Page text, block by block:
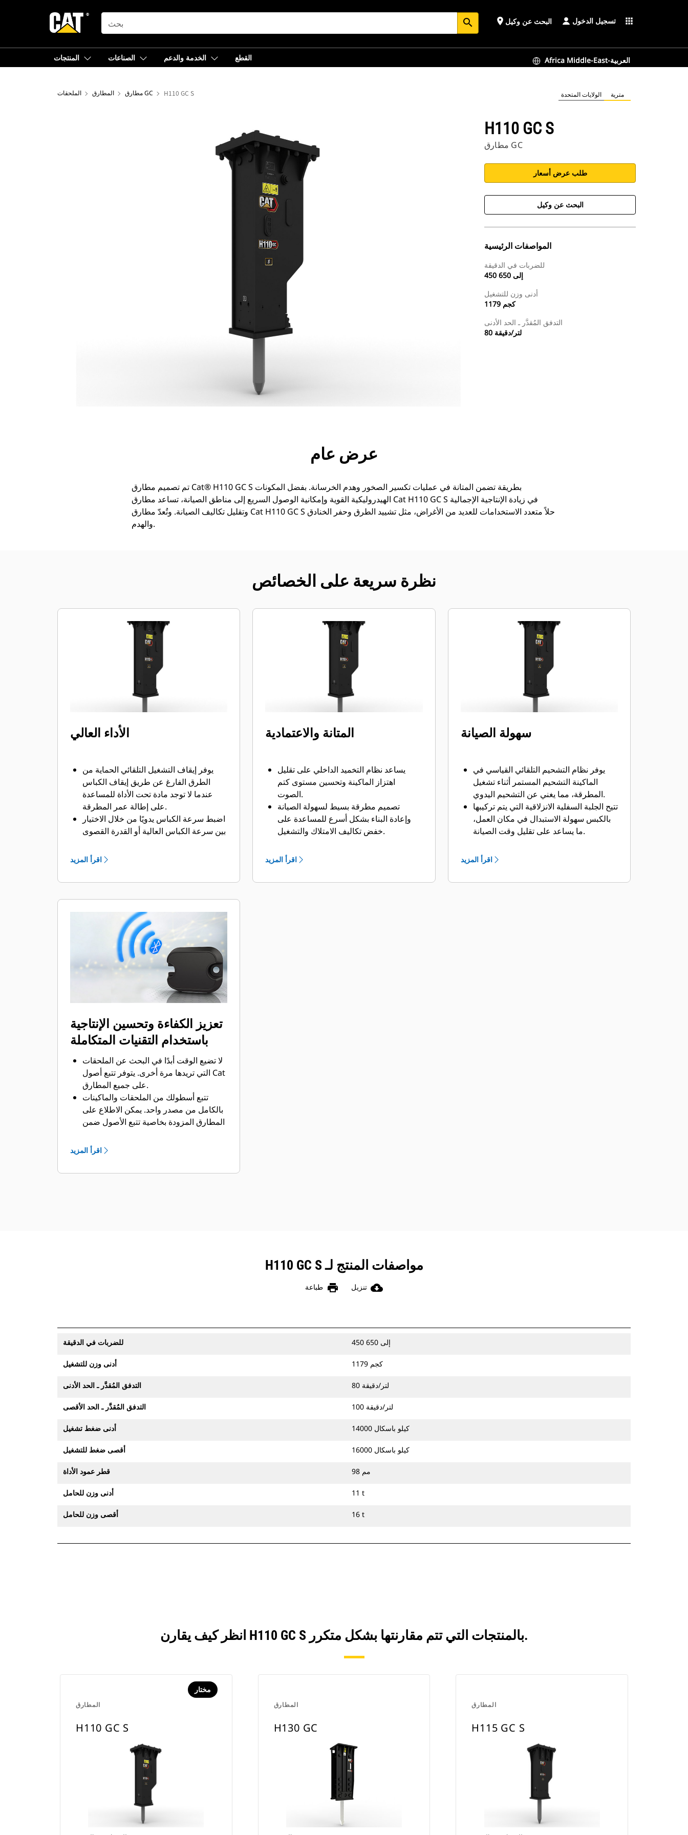
SEARCH search place البحث عن وكيل تسجيل الدخول apps
المنتجات الصناعات الخدمة والدعم القطع Africa Middle-East-العربية
الملحقات المطارق مطارق GC H110 GC S الولايات المتحدة مترية
H110 GC S
مطارق GC
طلب عرض أسعار
البحث عن وكيل
المواصفات الرئيسية
للضربات في الدقيقة
450 إلى 650
أدنى وزن للتشغيل
1179 كجم
التدفق المُقدَّر ـ الحد الأدنى
80 لتر/دقيقة
الأدوات
عرض عام
تم تصميم مطارق Cat® H110 GC S بطريقة تضمن المتانة في عمليات تكسير الصخور وهدم الخرسانة. بفضل المكونات
الهيدروليكية القوية وإمكانية الوصول السريع إلى مناطق الصيانة، تساعد مطارق Cat H110 GC S في زيادة الإنتاجية الإجمالية
وتقليل تكاليف الصيانة. وتُعدّ مطارق Cat H110 GC S حلاً متعدد الاستخدامات للعديد من الأغراض، مثل تشييد الطرق وحفر الخنادق
والهدم.
نظرة سريعة على الخصائص
الأداء العالي
يوفر إيقاف التشغيل التلقائي الحماية من
الطرق الفارغ عن طريق إيقاف الكباس
عندما لا توجد مادة تحت الأداة للمساعدة
على إطالة عمر المطرقة.
اضبط سرعة الكباس يدويًا من خلال الاختيار
بين سرعة الكباس العالية أو القدرة القصوى
تتيح لك خاصية كتم الصوت القياسية
استخدام مطرقة GC S على مواقع العمل
اقرأ المزيد
المتانة والاعتمادية
يساعد نظام التخميد الداخلي على تقليل
اهتزاز الماكينة وتحسين مستوى كتم
الصوت.
تصميم مطرقة بسيط لسهولة الصيانة
وإعادة البناء بشكل أسرع للمساعدة على
خفض تكاليف الامتلاك والتشغيل.
التلف داخل المبيت، مما يساعد على تقليل
اقرأ المزيد
سهولة الصيانة
يوفر نظام التشحيم التلقائي القياسي في
الماكينة التشحيم المستمر أثناء تشغيل
المطرقة، مما يغني عن التشحيم اليدوي.
تتيح الجلبة السفلية الانزلاقية التي يتم تركيبها
بالكبس سهولة الاستبدال في مكان العمل،
ما يساعد على تقليل وقت الصيانة.
يساعد الوصول السريع والسهل إلى مناطق
الصيانة في تبسيط عمليات صيانة المطرقة.
اقرأ المزيد
تعزيز الكفاءة وتحسين الإنتاجية
باستخدام التقنيات المتكاملة
لا تضيع الوقت أبدًا في البحث عن الملحقات
التي تريدها مرة أخرى. يتوفر تتبع أصول Cat
على جميع المطارق.
تتبع أسطولك من الملحقات والماكينات
بالكامل من مصدر واحد. يمكن الاطلاع على
المطارق المزودة بخاصية تتبع الأصول ضمن
حافظ على أمان أصولك. ترسل المطارق
المزودة بخاصية تتبع للأصول تنبيهًا إذا
خرجت من حد الموقع الذي يمكن إعداده
اقرأ المزيد
مواصفات المنتج لـ H110 GC S
cloud_download تنزيل print طباعة
للضربات في الدقيقة 450 إلى 650
أدنى وزن للتشغيل 1179 كجم
التدفق المُقدَّر ـ الحد الأدنى 80 لتر/دقيقة
التدفق المُقدَّر ـ الحد الأقصى 100 لتر/دقيقة
أدنى ضغط تشغيل 14000 كيلو باسكال
أقصى ضغط للتشغيل 16000 كيلو باسكال
قطر عمود الأداة 98 مم
أدنى وزن للحامل 11 t
أقصى وزن للحامل 16 t
انظر كيف يقارن H110 GC S بالمنتجات التي تتم مقارنتها بشكل متكرر.
المطارق
مختار
H110 GC S
المطارق
H130 GC
المطارق
H115 GC S